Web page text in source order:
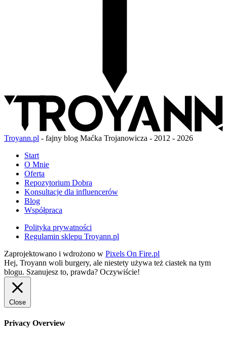
Troyann.pl - fajny blog Maćka Trojanowicza - 2012 - 2026
Start
O Mnie
Oferta
Repozytorium Dobra
Konsultacje dla influencerów
Blog
Współpraca
Polityka prywatności
Regulamin sklepu Troyann.pl
Zaprojektowano i wdrożono w Pixels On Fire.pl
Hej, Troyann woli burgery, ale niestety używa też ciastek na tym
blogu. Szanujesz to, prawda? Oczywiście!
Close
Privacy Overview